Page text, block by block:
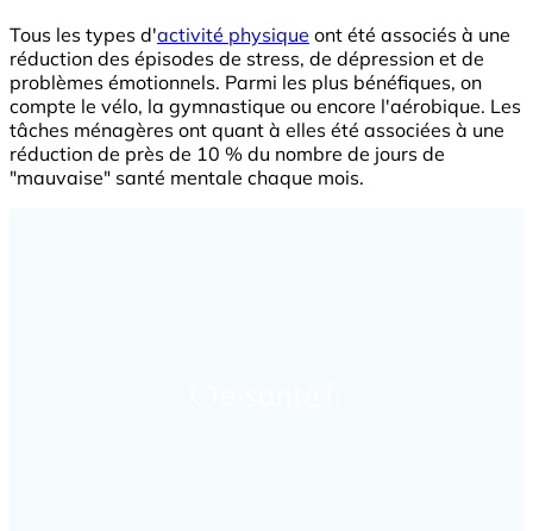
Tous les types d'activité physique ont été associés à une
réduction des épisodes de stress, de dépression et de
problèmes émotionnels. Parmi les plus bénéfiques, on
compte le vélo, la gymnastique ou encore l'aérobique. Les
tâches ménagères ont quant à elles été associées à une
réduction de près de 10 % du nombre de jours de
"mauvaise" santé mentale chaque mois.